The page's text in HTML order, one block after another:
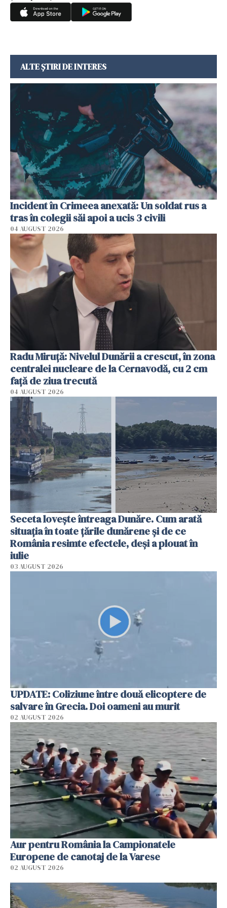
ALTE ȘTIRI DE INTERES
Incident în Crimeea anexată: Un soldat rus a
tras în colegii săi apoi a ucis 3 civili
04 AUGUST 2026
Radu Miruţă: Nivelul Dunării a crescut, în zona
centralei nucleare de la Cernavodă, cu 2 cm
faţă de ziua trecută
04 AUGUST 2026
Seceta lovește întreaga Dunăre. Cum arată
situația în toate țările dunărene și de ce
România resimte efectele, deși a plouat în
iulie
03 AUGUST 2026
UPDATE: Coliziune între două elicoptere de
salvare în Grecia. Doi oameni au murit
02 AUGUST 2026
Aur pentru România la Campionatele
Europene de canotaj de la Varese
02 AUGUST 2026